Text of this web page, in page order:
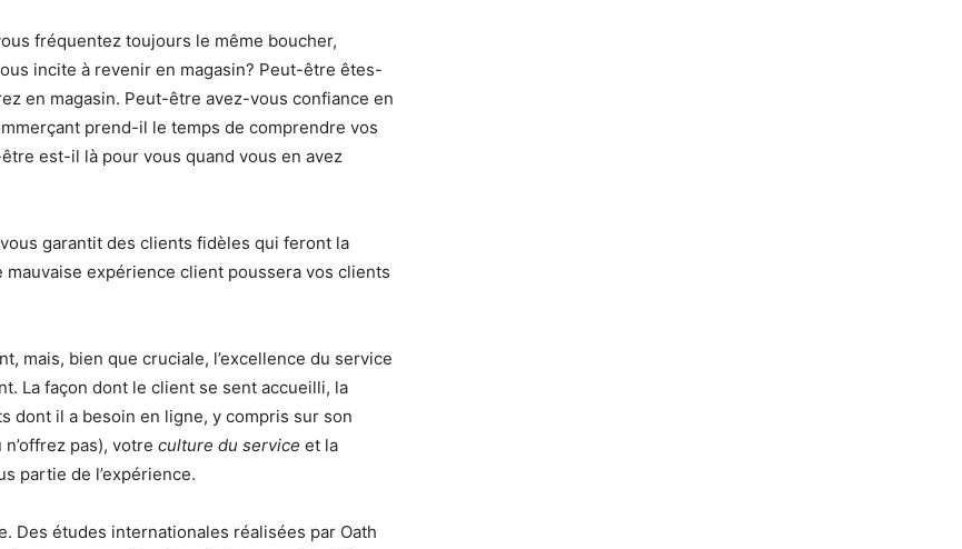
fréquentez toujours le même boucher,
incite à revenir en magasin? Peut-être êtes-
en magasin. Peut-être avez-vous confiance en
prend-il le temps de comprendre vos
est-il là pour vous quand vous en avez
garantit des clients fidèles qui feront la
expérience client poussera vos clients
mais, bien que cruciale, l’excellence du service
La façon dont le client se sent accueilli, la
dont il a besoin en ligne, y compris sur son
pas), votre culture du service et la
partie de l’expérience.
Des études internationales réalisées par Oath